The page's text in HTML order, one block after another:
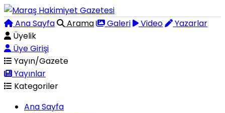
Ana Sayfa Arama Galeri Video
Yazarlar
Üyelik
Üye Girişi
Yayın/Gazete
Yayınlar
Kategoriler
Ana Sayfa